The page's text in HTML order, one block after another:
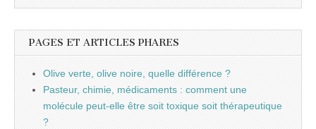
PAGES ET ARTICLES PHARES
Olive verte, olive noire, quelle différence ?
Pasteur, chimie, médicaments : comment une
molécule peut-elle être soit toxique soit thérapeutique
?